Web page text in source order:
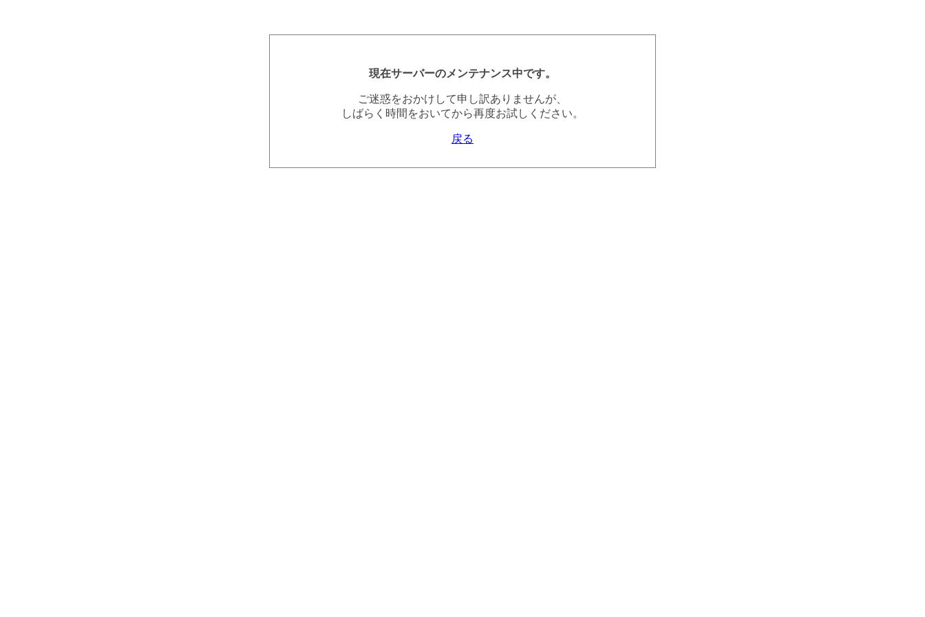
現在サーバーのメンテナンス中です。
ご迷惑をおかけして申し訳ありませんが、
しばらく時間をおいてから再度お試しください。
戻る